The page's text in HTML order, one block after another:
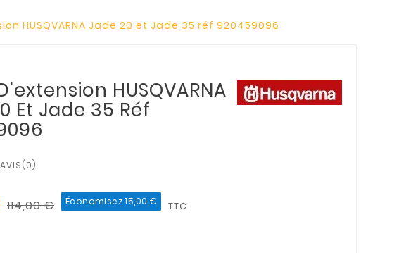
HUSQVARNA Jade 20 et Jade 35 réf 920459096
HUSQVARNA
Et Jade 35 Réf
AVIS(0)
114,00 € Économisez 15,00 € TTC